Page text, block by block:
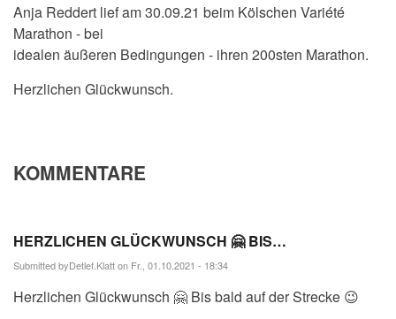
Anja Reddert lief am 30.09.21 beim Kölschen Variété
Marathon - bei
idealen äußeren Bedingungen - ihren 200sten Marathon.
Herzlichen Glückwunsch.
KOMMENTARE
HERZLICHEN GLÜCKWUNSCH 🤗 BIS…
Submitted byDetlef.Klatton Fr., 01.10.2021 - 18:34
Herzlichen Glückwunsch 🤗 Bis bald auf der Strecke 😉